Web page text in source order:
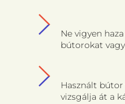
Ne vigyen
bútorokat
Használt bútor
vizsgálja át a